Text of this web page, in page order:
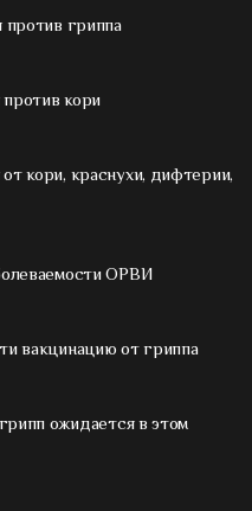
против гриппа
кори
кори, краснухи, дифтерии,
ОРВИ
вакцинацию от гриппа
ожидается в этом